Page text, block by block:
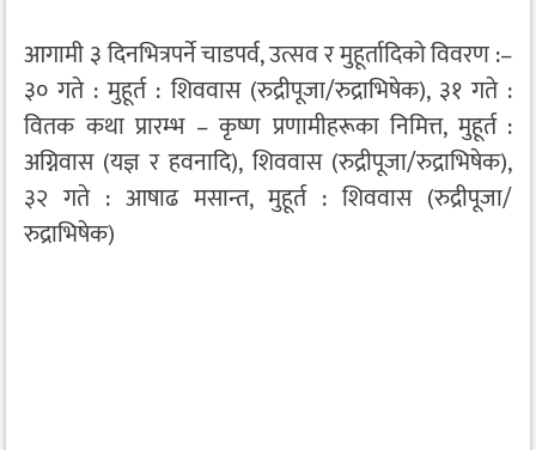
आगामी ३ दिनभित्रपर्ने चाडपर्व, उत्सव र मुहूर्तादिको विवरण :–
३० गते : मुहूर्त : शिववास (रुद्रीपूजा/रुद्राभिषेक), ३१ गते :
वितक कथा प्रारम्भ – कृष्ण प्रणामीहरूका निमित्त, मुहूर्त :
अग्निवास (यज्ञ र हवनादि), शिववास (रुद्रीपूजा/रुद्राभिषेक),
३२ गते : आषाढ मसान्त, मुहूर्त : शिववास (रुद्रीपूजा/
रुद्राभिषेक)